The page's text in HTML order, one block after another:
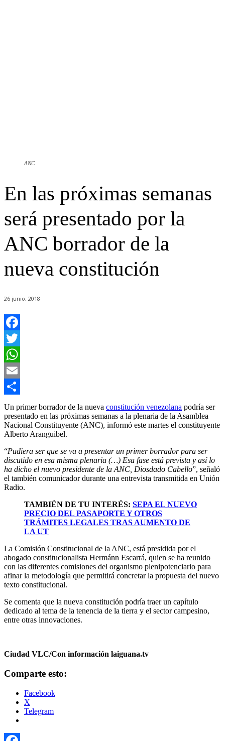
ANC
En las próximas semanas
será presentado por la
ANC borrador de la
nueva constitución
26 junio, 2018
F
a
c
e
b
o
o
k
T
w
t
t
e
r
W
h
a
t
s
A
p
p
E
m
a
i
l
C
o
m
p
a
r
Un primer borrador de la nueva constitución venezolana podría ser
presentado en las próximas semanas a la plenaria de la Asamblea
Nacional Constituyente (ANC), informó este martes el constituyente
Alberto Aranguibel.
“Pudiera ser que se va a presentar un primer borrador para ser
discutido en esa misma plenaria (…) Esa fase está prevista y así lo
ha dicho el nuevo presidente de la ANC, Diosdado Cabello”, señaló
el también comunicador durante una entrevista transmitida en Unión
Radio.
TAMBIÉN DE TU INTERÉS: SEPA EL NUEVO
PRECIO DEL PASAPORTE Y OTROS
TRÁMITES LEGALES TRAS AUMENTO DE
LA UT
La Comisión Constitucional de la ANC, está presidida por el
abogado constitucionalista Hermánn Escarrá, quien se ha reunido
con las diferentes comisiones del organismo plenipotenciario para
afinar la metodología que permitirá concretar la propuesta del nuevo
texto constitucional.
Se comenta que la nueva constitución podría traer un capítulo
dedicado al tema de la tenencia de la tierra y el sector campesino,
entre otras innovaciones.
Ciudad VLC/Con información laiguana.tv
Comparte esto:
Facebook
X
Telegram